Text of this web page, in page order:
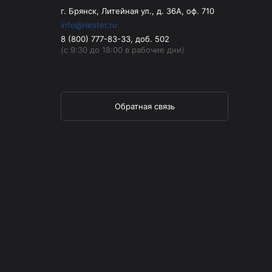
г. Брянск, Литейная ул., д. 36А, оф. 710
info@riester.ru
8 (800) 777-83-33, доб. 502
(с 9:30 до 18:00 в рабочие дни)
Обратная связь